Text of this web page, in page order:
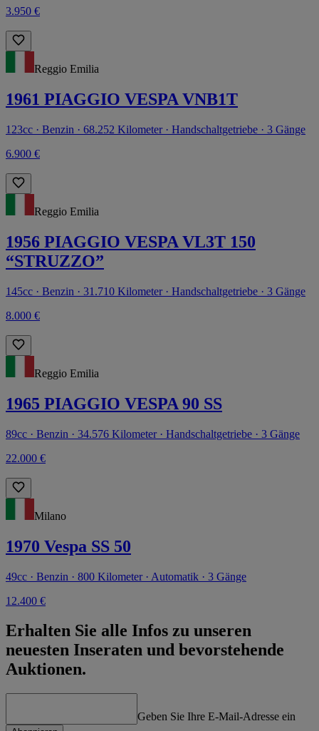
3.950 €
Reggio Emilia
1961 PIAGGIO VESPA VNB1T
123cc · Benzin · 68.252 Kilometer · Handschaltgetriebe · 3 Gänge
6.900 €
Reggio Emilia
1956 PIAGGIO VESPA VL3T 150
“STRUZZO”
145cc · Benzin · 31.710 Kilometer · Handschaltgetriebe · 3 Gänge
8.000 €
Reggio Emilia
1965 PIAGGIO VESPA 90 SS
89cc · Benzin · 34.576 Kilometer · Handschaltgetriebe · 3 Gänge
22.000 €
Milano
1970 Vespa SS 50
49cc · Benzin · 800 Kilometer · Automatik · 3 Gänge
12.400 €
Erhalten Sie alle Infos zu unseren
neuesten Inseraten und bevorstehende
Auktionen.
Geben Sie Ihre E-Mail-Adresse ein